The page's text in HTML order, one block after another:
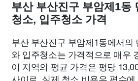
부산 부산진구 부암제1동
청소, 입주청소 가격
부산 부산진구 부암제1동에서의
와 입주청소는 가격적으로 매우
이 지역의 평균 가격은 평당